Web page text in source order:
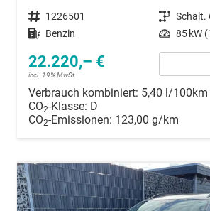
Fahrzeugnummer 1226501 Getriebe Schalt.
Kraftstoff Benzin Leistung 85 kW
22.220,– €
incl. 19% MwSt.
Verbrauch kombiniert: 5,40 l/100km
CO2-Klasse: D
CO2-Emissionen: 123,00 g/km